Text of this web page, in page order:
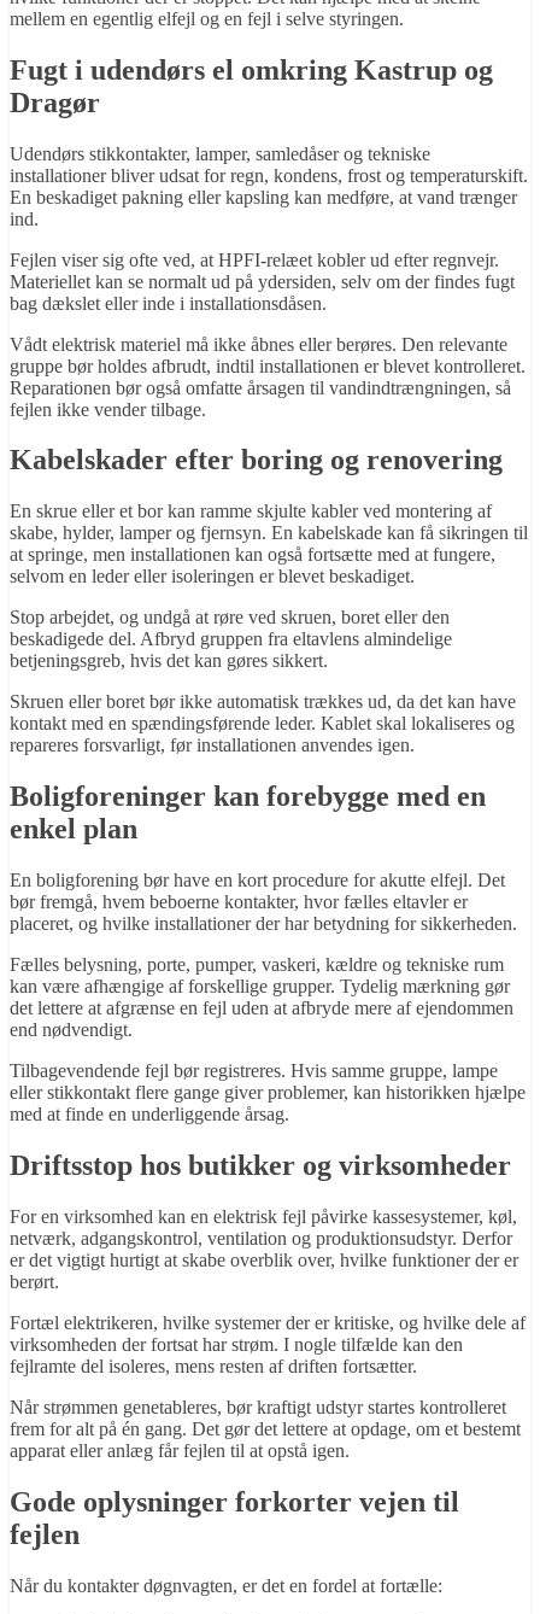
mellem en egentlig elfejl og en fejl i selve styringen.
Fugt i udendørs el omkring Kastrup og
Dragør
Udendørs stikkontakter, lamper, samledåser og tekniske
installationer bliver udsat for regn, kondens, frost og temperaturskift.
En beskadiget pakning eller kapsling kan medføre, at vand trænger
ind.
Fejlen viser sig ofte ved, at HPFI-relæet kobler ud efter regnvejr.
Materiellet kan se normalt ud på ydersiden, selv om der findes fugt
bag dækslet eller inde i installationsdåsen.
Vådt elektrisk materiel må ikke åbnes eller berøres. Den relevante
gruppe bør holdes afbrudt, indtil installationen er blevet kontrolleret.
Reparationen bør også omfatte årsagen til vandindtrængningen, så
fejlen ikke vender tilbage.
Kabelskader efter boring og renovering
En skrue eller et bor kan ramme skjulte kabler ved montering af
skabe, hylder, lamper og fjernsyn. En kabelskade kan få sikringen til
at springe, men installationen kan også fortsætte med at fungere,
selvom en leder eller isoleringen er blevet beskadiget.
Stop arbejdet, og undgå at røre ved skruen, boret eller den
beskadigede del. Afbryd gruppen fra eltavlens almindelige
betjeningsgreb, hvis det kan gøres sikkert.
Skruen eller boret bør ikke automatisk trækkes ud, da det kan have
kontakt med en spændingsførende leder. Kablet skal lokaliseres og
repareres forsvarligt, før installationen anvendes igen.
Boligforeninger kan forebygge med en
enkel plan
En boligforening bør have en kort procedure for akutte elfejl. Det
bør fremgå, hvem beboerne kontakter, hvor fælles eltavler er
placeret, og hvilke installationer der har betydning for sikkerheden.
Fælles belysning, porte, pumper, vaskeri, kældre og tekniske rum
kan være afhængige af forskellige grupper. Tydelig mærkning gør
det lettere at afgrænse en fejl uden at afbryde mere af ejendommen
end nødvendigt.
Tilbagevendende fejl bør registreres. Hvis samme gruppe, lampe
eller stikkontakt flere gange giver problemer, kan historikken hjælpe
med at finde en underliggende årsag.
Driftsstop hos butikker og virksomheder
For en virksomhed kan en elektrisk fejl påvirke kassesystemer, køl,
netværk, adgangskontrol, ventilation og produktionsudstyr. Derfor
er det vigtigt hurtigt at skabe overblik over, hvilke funktioner der er
berørt.
Fortæl elektrikeren, hvilke systemer der er kritiske, og hvilke dele af
virksomheden der fortsat har strøm. I nogle tilfælde kan den
fejlramte del isoleres, mens resten af driften fortsætter.
Når strømmen genetableres, bør kraftigt udstyr startes kontrolleret
frem for alt på én gang. Det gør det lettere at opdage, om et bestemt
apparat eller anlæg får fejlen til at opstå igen.
Gode oplysninger forkorter vejen til
fejlen
Når du kontakter døgnvagten, er det en fordel at fortælle: